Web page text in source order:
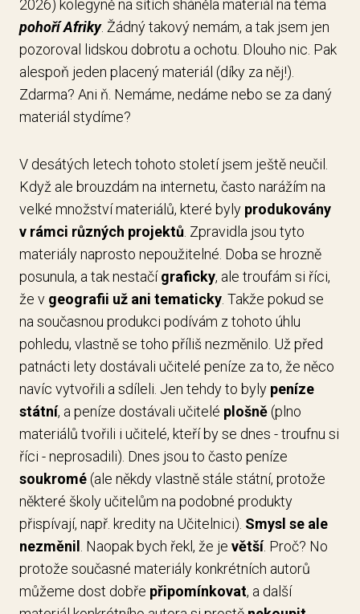
2026) kolegyně na sítích sháněla materiál na téma
pohoří Afriky. Žádný takový nemám, a tak jsem jen
pozoroval lidskou dobrotu a ochotu. Dlouho nic. Pak
alespoň jeden placený materiál (díky za něj!).
Zdarma? Ani ň. Nemáme, nedáme nebo se za daný
materiál stydíme?
V desátých letech tohoto století jsem ještě neučil.
Když ale brouzdám na internetu, často narážím na
velké množství materiálů, které byly produkovány
v rámci různých projektů . Zpravidla jsou tyto
materiály naprosto nepoužitelné. Doba se hrozně
posunula, a tak nestačígraficky, ale troufám si říci,
že v geografii už ani tematicky . Takže pokud se
na současnou produkci podívám z tohoto úhlu
pohledu, vlastně se toho příliš nezměnilo. Už před
patnácti lety dostávali učitelé peníze za to, že něco
navíc vytvořili a sdíleli. Jen tehdy to byly peníze
státní, a peníze dostávali učitelé plošně(plno
materiálů tvořili i učitelé, kteří by se dnes - troufnu si
říci - neprosadili). Dnes jsou to často peníze
soukromé(ale někdy vlastně stále státní, protože
některé školy učitelům na podobné produkty
přispívají, např. kredity na Učitelnici). Smysl se ale
nezměnil . Naopak bych řekl, že je větší. Proč? No
protože současné materiály konkrétních autorů
můžeme dost dobře připomínkovat, a další